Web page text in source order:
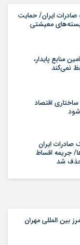
بانک صادرات ایران/ حمایت
بسته‌های معیشتی
منابع پایدار،
نمی‌کند
اقتصاد
صادرات ایران
جریمه اقساط
حذف شد
۴۰۵ و اینجا مرز بین المللی مهران